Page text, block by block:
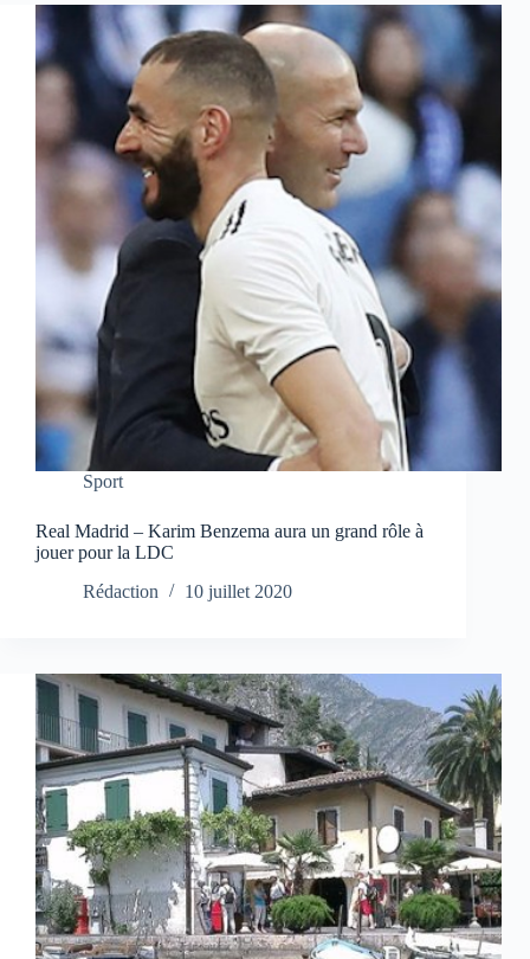
Sport
Real Madrid – Karim Benzema aura un grand rôle à
jouer pour la LDC
Rédaction
10 juillet 2020